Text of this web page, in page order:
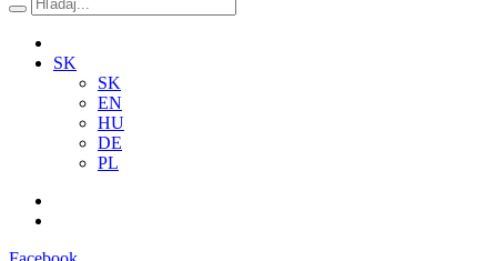
SK
SK
EN
HU
DE
PL